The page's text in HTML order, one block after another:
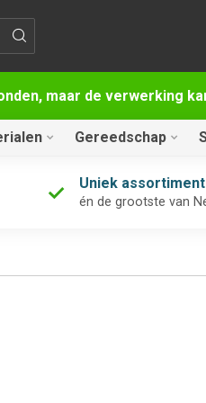
maar de verwerking
Gereedschap
Uniek assortiment
én de grootste van